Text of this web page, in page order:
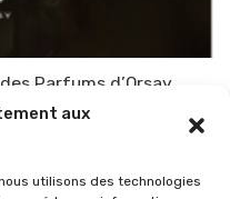
aux
utilisons des technologies
Parfums d’Orsay